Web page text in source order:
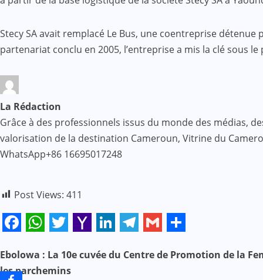
Stecy SA avait remplacé Le Bus, une coentreprise
partenariat conclu en 2005, l’entreprise a mis la clé sous le
La Rédaction
Grâce à des professionnels issus du monde des médias,
valorisation de la destination Cameroun, Vitrine du
WhatsApp+86 16695017248
Post Views: 411
Mail
N
Ebolowa : La 10e cuvée du Centre de Promotion de la
les parchemins